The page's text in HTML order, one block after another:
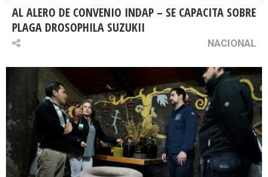
AL ALERO DE CONVENIO INDAP – SE CAPACITA SOBRE
PLAGA DROSOPHILA SUZUKII
NACIONAL